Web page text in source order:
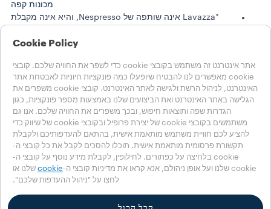
מכונות קפה
*Lavazza אינה שותפה של Nespresso, והיא אינה מקבלת
קיימות
LAVAZZA WORLD
עזרה
שאלות נפוצות
יצירת קשר
בחרו את המדינה שלכם
ישראל
ישראל
מדינות אחרות
Accessibility Statement
Cookie Policy
אתר אינטרנט זה משתמש בקובצי cookie כדי לשפר את החוויה שלכם. קובצי
cookie מאפשרים לנו להבטיח שיופעלו כמה פונקציות חיוניות לאבטחת אתר
האינטרנט, לניהול הרשת ולגישה לאתר האינטרנט. קובצי cookie משפרים את
הגלישה באתר האינטרנט ואת הביצועים שלנו באמצעות מספר פונקציות, כגון
הגדרות שפה ותוצאות חיפוש, ובכך משפרים את החוויה שלכם. אנו גם
משתמשים בקובצי cookie של יצירת פרופיל ובקובצי cookie של שיווק כדי
להציע לכם חוויית משתמש מותאמת אישית, בהתאם להעדפותיכם ולקבלת
תקשורת פרסומית מותאמת אישית. תוכלו להסכים לקבל את כל קובצי ה-
cookie בלחיצה על כפתורים. לחילופין, לקבלת מידע נוסף על קובצי ה-
cookie שלנו ועל אופן ניהולם, אנא קראו את מדיניות קובצי ה-
cookie שלנו או
לחצו על "ניהול ההעדפות שלכם".